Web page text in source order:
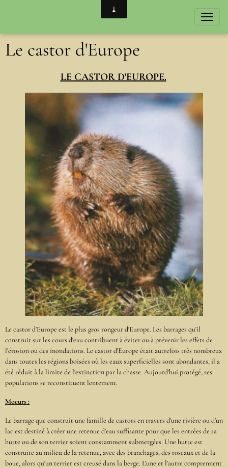
Le castor d'Europe
LE CASTOR D'EUROPE.
Le castor d'Europe est le plus gros rongeur d'Europe. Les barrages qu'il
construit sur les cours d'eau contribuent à éviter ou à prévenir les effets de
l'érosion ou des inondations. Le castor d'Europe était autrefois très nombreux
dans toutes les régions boisées où les eaux superficielles sont abondantes, il a
été réduit à la limite de l'extinction par la chasse. Aujourd'hui protégé, ses
populations se reconstituent lentement.
Moeurs :
Le barrage que construit une famille de castors en travers d'une rivière ou d'un
lac est destiné à créer une retenue d'eau suffisante pour que les entrées de sa
hutte ou de son terrier soient constamment submergées. Une hutte est
construite au milieu de la retenue, avec des branchages, des roseaux et de la
boue, alors qu'un terrier est creusé dans la berge. L'une et l'autre comprennent